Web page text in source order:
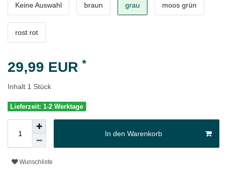
Keine Auswahl braun grau moos grün
rost rot
29,99 EUR *
Inhalt 1 Stück
Lieferzeit: 1-2 Werktage
In den Warenkorb
Wunschliste